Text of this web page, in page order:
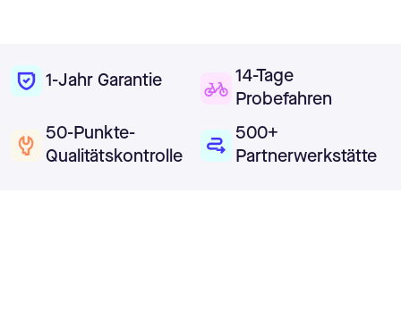
1-Jahr Garantie
14-Tage
Probefahren
50-Punkte-
Qualitätskontrolle
500+
Partnerwerkstätte